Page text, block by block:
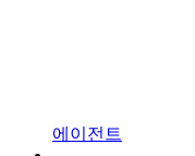
에이전트